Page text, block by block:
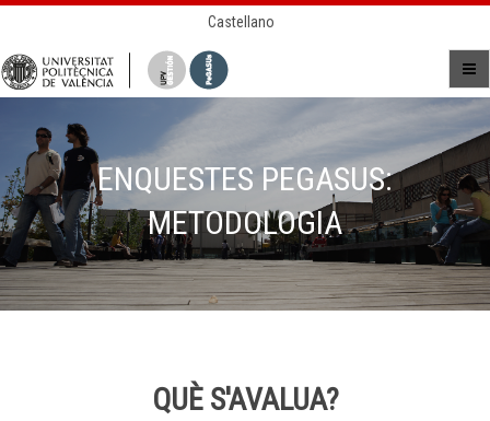
Castellano
ENQUESTES PEGASUS:
METODOLOGIA
QUÈ S'AVALUA?